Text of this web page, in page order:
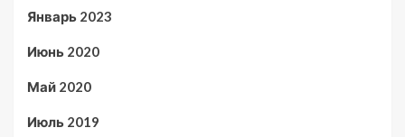
Январь 2023
Июнь 2020
Май 2020
Июль 2019